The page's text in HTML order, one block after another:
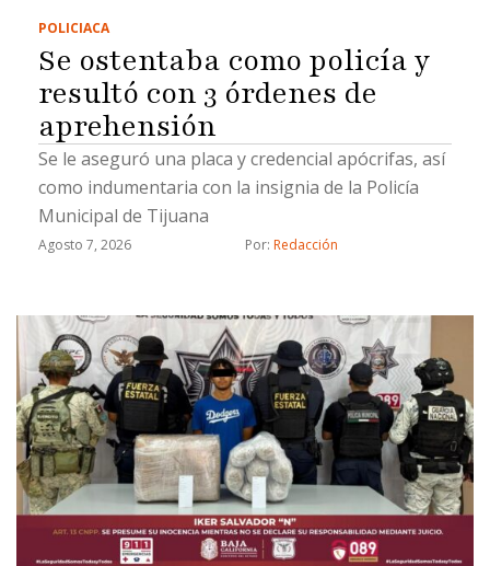
POLICIACA
Se ostentaba como policía y
resultó con 3 órdenes de
aprehensión
Se le aseguró una placa y credencial apócrifas, así
como indumentaria con la insignia de la Policía
Municipal de Tijuana
Agosto 7, 2026 Por: Redacción